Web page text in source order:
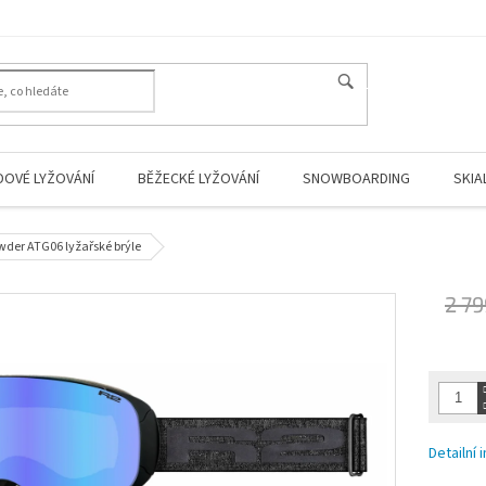
LYŽOVÁNÍ BĚŽECKÉ LYŽOVÁNÍ SNOWBOARDING
ATG06 lyžařské brýle
2
Detailní